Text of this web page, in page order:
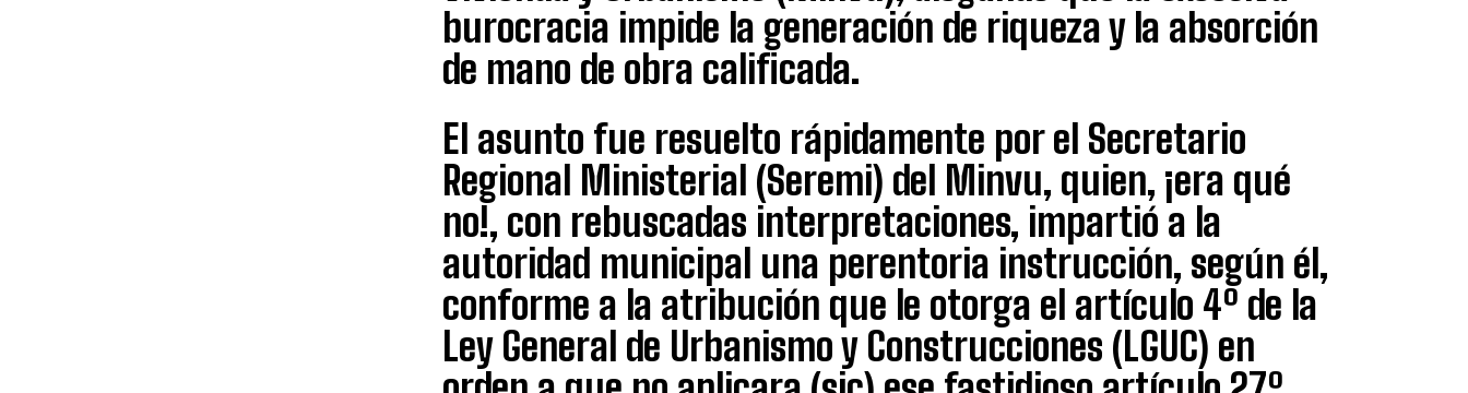
burocracia impide la generación de riqueza y la absorción
de mano de obra calificada.
El asunto fue resuelto rápidamente por el Secretario
Regional Ministerial (Seremi) del Minvu, quien, ¡era qué
no!, con rebuscadas interpretaciones, impartió a la
autoridad municipal una perentoria instrucción, según él,
conforme a la atribución que le otorga el artículo 4º de la
Ley General de Urbanismo y Construcciones (LGUC) en